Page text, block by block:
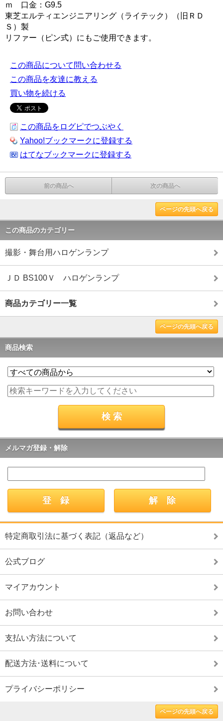
ｍ 口金：G9.5
東芝エルティエンジニアリング（ライテック）（旧ＲＤ
Ｓ）製
リファー（ピン式）にもご使用できます。
この商品について問い合わせる
この商品を友達に教える
買い物を続ける
この商品をログピでつぶやく
Yahoo!ブックマークに登録する
はてなブックマークに登録する
前の商品へ 次の商品へ
ページの先頭へ戻る
この商品のカテゴリー
撮影・舞台用ハロゲンランプ
ＪＤ BS100Ｖ ハロゲンランプ
商品カテゴリー一覧
ページの先頭へ戻る
商品検索
メルマガ登録・解除
特定商取引法に基づく表記（返品など）
公式ブログ
マイアカウント
お問い合わせ
支払い方法について
配送方法･送料について
プライバシーポリシー
ページの先頭へ戻る